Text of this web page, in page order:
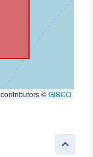
contributors ©GISCO
keyboard_arrow_up